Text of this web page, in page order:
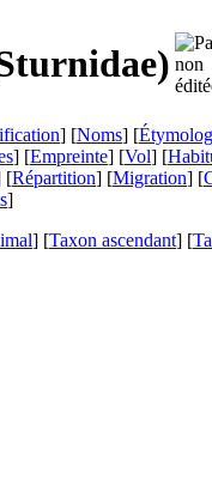
)
] [Noms] [
] [Empreinte] [Vol] [
[Répartition] [Migration] [
]
] [Taxon ascendant] [